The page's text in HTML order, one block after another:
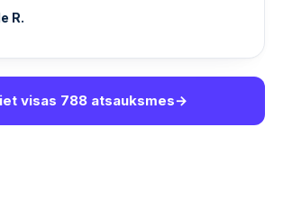
R.
visas 788 atsauksmes→